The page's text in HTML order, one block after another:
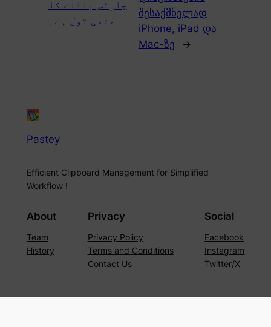
چارٹس بنانے کا
حتمی ٹول ہے۔
შესაქმნელად
iPhone, iPad და
Mac-ზე
→
Pastey
Efficient Clipboard Management for Simplified
Workflow !
About
Team
History
Privacy
Privacy Policy
Terms and Conditions
Contact Us
Social
Facebook
Instagram
Twitter/X